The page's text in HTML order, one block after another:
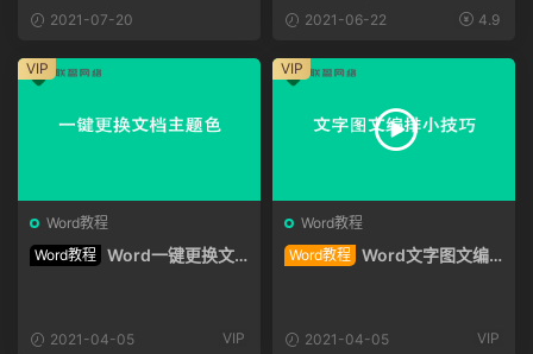
中的所有表格进行整体编...
2021-07-20
大师就是你，这套掌法...
2021-06-22 4.9
Word教程
Word教程 Word一键更换文
2021-04-05 VIP
VIP
Word教程
Word教程 Word文字图文编
2021-04-05 VIP
VIP